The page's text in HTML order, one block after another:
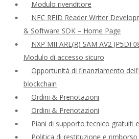
Modulo rivenditore
NFC RFID Reader Writer
& Software SDK – Home Page
NXP MIFARE(R) SAM AV2
Modulo di accesso sicuro
Opportunità di finanziamento
blockchain
Ordini & Prenotazioni
Ordini & Prenotazioni
Piani di supporto tecnico gratuiti
Politica di restituzione e rimborso